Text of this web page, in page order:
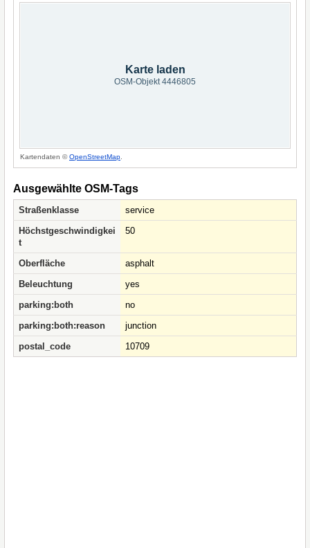
Karte laden
OSM-Objekt 4446805
Kartendaten ©OpenStreetMap
Ausgewählte OSM-Tags
Straßenklasse
service
Höchstgeschwindigkei
t
50
Oberfläche
asphalt
Beleuchtung
yes
parking:both
no
parking:both:reason
junction
postal_code
10709